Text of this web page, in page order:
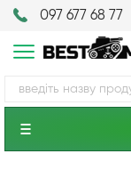
097 677 68 77